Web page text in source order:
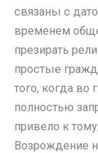
связаны с
временем
презирать
простые
того, когда во
полностью
привело к
Возрождение